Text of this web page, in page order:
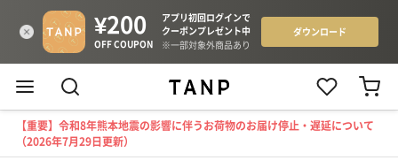
【重要】令和8年熊本地震の影響に伴うお荷物のお届け停止・遅延について
（2026年7月29日更新）